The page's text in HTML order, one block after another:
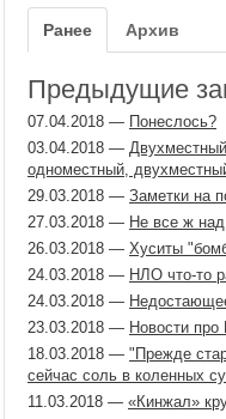
Ранее Архив
Предыдущие
07.04.2018 — Понеслось?
03.04.2018 —
одноместный,
29.03.2018 — Заметки на
27.03.2018 — Не все ж
26.03.2018 — Хуситы
24.03.2018 — НЛО что-то
24.03.2018 —
23.03.2018 — Новости про
18.03.2018 — "Прежде
сейчас соль в коленных
11.03.2018 — «Кинжал»